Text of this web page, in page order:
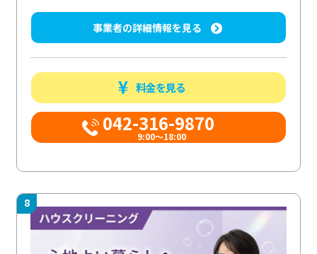
事業者の詳細情報を見る
料金を見る
042-316-9870
9:00〜18:00
8